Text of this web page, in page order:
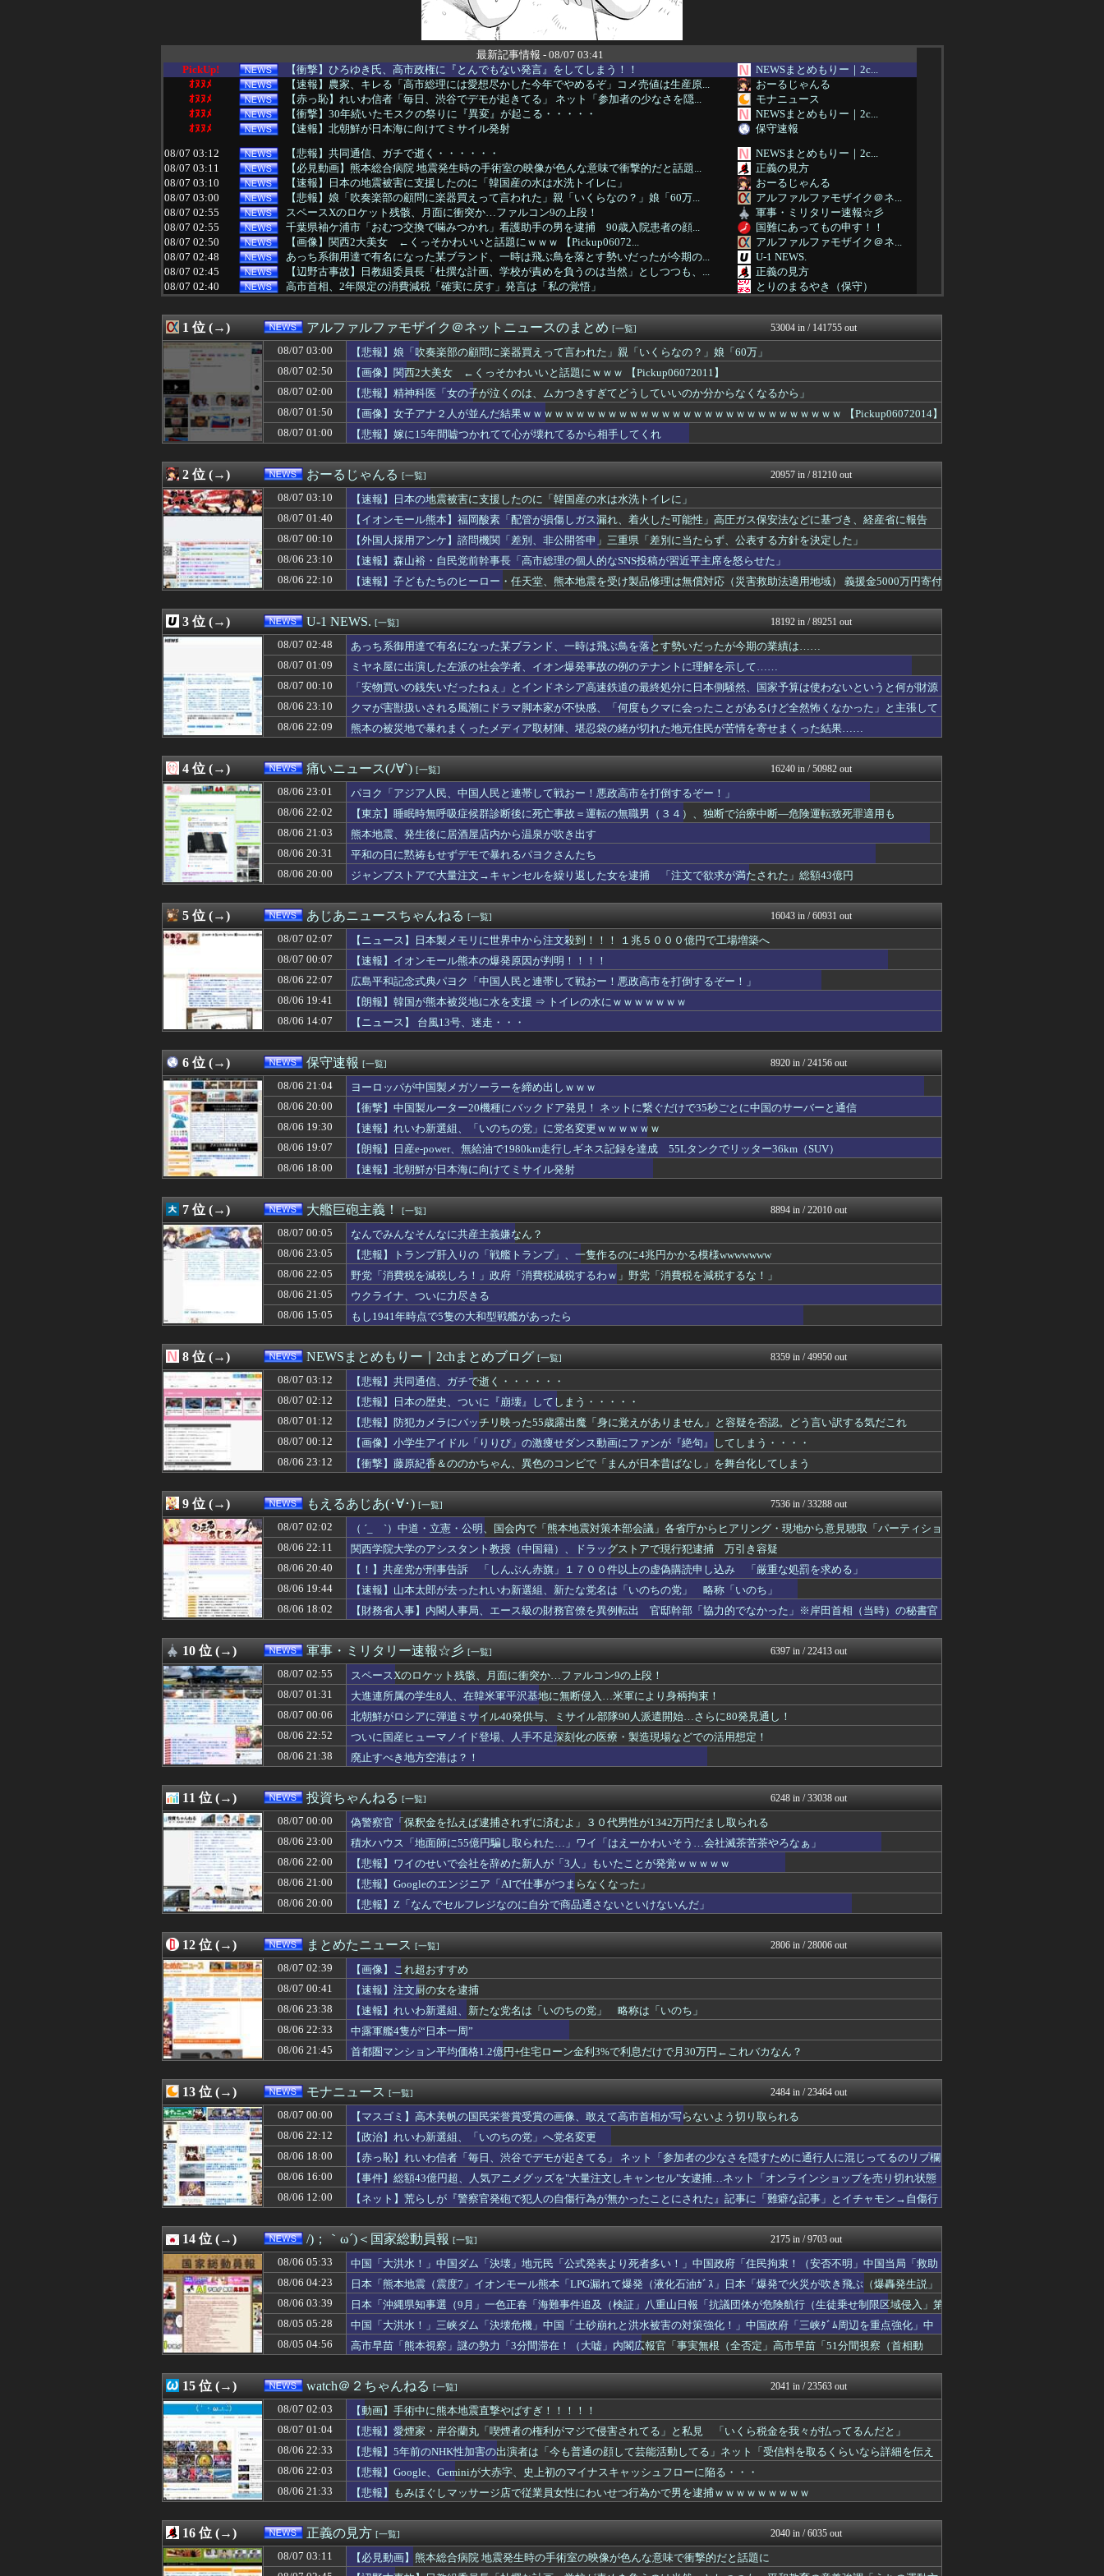
最新記事情報 - 08/07 03:41
PickUp!
【衝撃】ひろゆき氏、高市政権に『とんでもない発言』をしてしまう！！
NEWSまとめもりー｜2c...
ｵﾇﾇﾒ
【速報】農家、キレる「高市総理には愛想尽かした今年でやめるぞ」コメ売値は生産原...
おーるじゃんる
ｵﾇﾇﾒ
【赤っ恥】れいわ信者「毎日、渋谷でデモが起きてる」 ネット「参加者の少なさを隠...
モナニュース
ｵﾇﾇﾒ
【衝撃】30年続いたモスクの祭りに『異変』が起こる・・・・・
NEWSまとめもりー｜2c...
ｵﾇﾇﾒ
【速報】北朝鮮が日本海に向けてミサイル発射
保守速報
08/07 03:12
【悲報】共同通信、ガチで逝く・・・・・・
NEWSまとめもりー｜2c...
08/07 03:11
【必見動画】熊本総合病院 地震発生時の手術室の映像が色んな意味で衝撃的だと話題...
正義の見方
08/07 03:10
【速報】日本の地震被害に支援したのに「韓国産の水は水洗トイレに」
おーるじゃんる
08/07 03:00
【悲報】娘「吹奏楽部の顧問に楽器買えって言われた」親「いくらなの？」娘「60万...
アルファルファモザイク＠ネ...
08/07 02:55
スペースXのロケット残骸、月面に衝突か…ファルコン9の上段！
軍事・ミリタリー速報☆彡
08/07 02:55
千葉県袖ケ浦市「おむつ交換で噛みつかれ」看護助手の男を逮捕 90歳入院患者の顔...
国難にあってもの申す！！
08/07 02:50
【画像】関西2大美女 ←くっそかわいいと話題にｗｗｗ 【Pickup06072...
アルファルファモザイク＠ネ...
08/07 02:48
あっち系御用達で有名になった某ブランド、一時は飛ぶ鳥を落とす勢いだったが今期の...
U-1 NEWS.
08/07 02:45
【辺野古事故】日教組委員長「杜撰な計画、学校が責めを負うのは当然」としつつも、...
正義の見方
08/07 02:40
高市首相、2年限定の消費減税「確実に戻す」発言は「私の覚悟」
とりのまるやき（保守）
08/07 02:13
岸田元首相､日米の円買い協調介入は｢一時しのぎに過ぎない｣｢財政政策､金融政策...
理想ちゃんねる
08/07 02:12
【悲報】日本の歴史、ついに『崩壊』してしまう・・・・・
NEWSまとめもりー｜2c...
08/07 02:07
【ニュース】日本製メモリに世界中から注文殺到！！！ １兆５０００億円で工場増築...
あじあニュースちゃんねる
08/07 02:03
【動画】手術中に熊本地震直撃やばすぎ！！！！！
watch＠２ちゃんねる
08/07 02:02
（ ´_ゝ`）中道・立憲・公明、国会内で「熊本地震対策本部会議」各省庁からヒア...
08/07 02:00
【怒り】自宅の隣が突然民泊に…騒音や誤配達で住民から悲鳴 特区民泊を導入した東...
常識的に考えた
08/07 02:00
【悲報】精神科医「女の子が泣くのは、ムカつきすぎてどうしていいのか分からなくな...
アルファルファモザイク＠ネ...
08/07 02:00
【消費減税閣議決定】「反対」の財務省敗北 首相の不信根強く 人事介入をちらつか...
黒マッチョニュース
08/07 02:00
【フランス人の日本好き】中国人女性が「日本人と間違われた」衝撃エピソードが示す...
08/07 01:50
【画像】女子アナ２人が並んだ結果ｗｗｗｗｗｗｗｗｗｗｗｗｗｗｗｗｗｗｗｗｗｗｗ...
アルファルファモザイク＠ネ...
08/07 01:40
【イオンモール熊本】福岡酸素「配管が損傷しガス漏れ、着火した可能性」高圧ガス保...
おーるじゃんる
08/07 01:31
大進連所属の学生8人、在韓米軍平沢基地に無断侵入…米軍により身柄拘束！
08/07 01:12
【悲報】防犯カメラにバッチリ映った55歳露出魔「身に覚えがありません」と容疑を...
NEWSまとめもりー｜2c...
ミヤネ屋に出演した左派の社会学者、イオン爆発事故の例のテナントに理解を示して…...
U-1 NEWS.
【悲報】愛煙家・岸谷蘭丸「喫煙者の権利がマジで侵害されてる」と私見 「いくら税...
watch＠２ちゃんねる
08/07 01:02
【THE 軍国主義】中露軍艦4隻が“日本一周” 防衛省が全航路を公開
正義の見方
08/07 01:00
「期待されたほどの成果ない」 ゼレンスキー氏が日本の支援に不満を表明
常識的に考えた
08/07 01:00
【悲報】嫁に15年間嘘つかれてて心が壊れてるから相手してくれ
アルファルファモザイク＠ネ...
08/07 01:00
イオンモール熊本爆発事故 LPガス供給会社「当局の調査に全面的に協力」 経産省...
みそパンNEWS
08/07 01:00
【フードコート】ハズレ店の烙印を押される運命、その正体とは？
モッコスヌ〜ン
08/07 00:55
エース級の財務官僚が異例転出へ 官邸幹部「協力的でなかったから」 [8/6]
国難にあってもの申す！！
【画像】少年院の女看守さん、美人すぎるｗ 【Pickup05164708】
アルファルファモザイク＠ネ...
08/07 00:50
ネット販売…「品切れ前に買うと満足感」集英社オンラインショップで“43億円分”...
国難にあってもの申す！！
08/07 00:41
【速報】注文厨の女を逮捕
まとめたニュース
08/07 00:35
音楽理論の知識無しや楽器の技術を修めていない人の音楽
ふぇー速
08/07 00:13
【悲報】株式投資は若年男性の自信喪失の原因 6割超が｢人生の敗者｣自認
理想ちゃんねる
08/07 00:12
【画像】小学生アイドル「りりぴ」の激痩せダンス動画にファンが『絶句』してしまう...
NEWSまとめもりー｜2c...
08/07 00:10
【外国人採用アンケ】諮問機関「差別、非公開答申」三重県「差別に当たらず、公表す...
おーるじゃんる
08/07 00:07
【速報】イオンモール熊本の爆発原因が判明！！！！
あじあニュースちゃんねる
08/07 00:06
北朝鮮がロシアに弾道ミサイル40発供与、ミサイル部隊90人派遣開始…さらに80...
08/07 00:05
なんでみんなそんなに共産主義嫌なん？
大艦巨砲主義！
08/07 00:00
ブラジル「日本人を満載したトラックのように扱え」→差別として問題になり「一般的...
ゴタゴタシタニュース
08/07 00:00
中道、立憲、公明が熊本地震現地報告を受け政府に要請書を提出へ
08/07 00:00
【動画】駅構内のスピーカーから強烈な下ネタ音声が垂れ流される 全乗客困惑の音声...
08/07 00:00
秋田市に国内最大級データセンター 建設費２兆円見込む、ＵＡＥなど投資
みそパンNEWS
08/07 00:00
【マスゴミ】高木美帆の国民栄誉賞受賞の画像、敢えて高市首相が写らないよう切り取...
モナニュース
08/07 00:00
偽警察官「保釈金を払えば逮捕されずに済むよ」３０代男性が1342万円だまし取ら...
投資ちゃんねる
08/07 00:00
【島根】コンビニで1800mlの麦焼酎（いいちこ）をズボンのポケットに入れて万...
常識的に考えた
08/07 00:00
上海一月風暴とは——造反派が一夜で市の権力を奪った1967年1月
ネトウヨにゅーす
【悲報】政府、SA有料化検討で「休めと言いつつ休むな」矛盾にネット呆れ
モッコスヌ〜ン
韓国警察、大韓サッカー協会を家宅捜索 代表監督選考巡り
厳選！韓国情報
08/06 23:57
広島県知事ら「核抑止論、根本的におかしい」
08/06 23:55
中国外務省、広島原爆投下に関して「同情を得ようと核被害者の立場を政治利用」[8...
08/06 23:51
【AI】中国DeepSeek、近日中に「大幅値上げ」か API料金ページに追記
かせまと！
08/06 23:40
be
08/06 23:34
彼女の家で恐怖の手帳を発見してしまった、、、、
08/06 23:30
【悲報】Google、Geminiが大赤字ｗｗｗｗｗｗｗｗｗ
アルファルファモザイク＠ネ...
08/06 23:29
中国製ルーター20機種にバックドア 外部から完全制御できる機能が仕込まれていた
08/06 23:18
【相場】ドル円、上抜け 1ドル158円台
かせまと！
08/06 23:12
【衝撃】藤原紀香＆ののかちゃん、異色のコンビで「まんが日本昔ばなし」を舞台化し...
NEWSまとめもりー｜2c...
08/06 23:10
クマが害獣扱いされる風潮にドラマ脚本家が不快感、「何度もクマに会ったことがある...
08/06 23:10
【速報】森山裕・自民党前幹事長「高市総理の個人的なSNS投稿が習近平主席を怒ら...
おーるじゃんる
08/06 23:08
年末年始の休暇が31日から3日までしかない社畜w
ふぇー速
08/06 23:08
【悲報】玉川徹さん、8月6日の原爆の日にトンデモ持論を展開し物議… → ネット...
08/06 23:02
「キム兄」こと木村祐一さん、誰だか分からないくらい激変してしまう・・・
オレ的ゲーム速報＠刃
08/06 23:01
パヨク「アジア人民、中国人民と連帯して戦おー！悪政高市を打倒するぞー！」
08/06 23:00
日本、警察の威嚇射撃に怯まないと射殺される恐ろしい国になる…
08/06 23:00
積水ハウス「地面師に55億円騙し取られた…」ワイ「はえーかわいそう…会社滅茶苦...
投資ちゃんねる
08/06 23:00
家計資産の株比率､バブル期並み2割強 白書はインフレ防衛の格差注視
常識的に考えた
08/06 23:00
不動産ファンド「みんなで大家さん」が約2881億円の債務超過 分配金の支払い停...
みそパンNEWS
【マイクロLED】CPUとGPUをモールス信号で通信！？MicrosoftとT...
08/06 22:55
コメ価格先行き指数 過去最低 今後も値下がり傾向 [8/6]
国難にあってもの申す！！
08/06 22:52
ついに国産ヒューマノイド登場、人手不足深刻化の医療・製造現場などでの活用想定！
08/06 22:40
刃物を持って中国大使館に侵入した自衛官、地裁で動機明かす「中国の強硬な外交方針...
にゅーすアルー！
08/06 22:36
忘年会で一発芸やることになったから案くれ
08/06 22:33
【悲報】5年前のNHK性加害の出演者は「今も普通の顔して芸能活動してる」ネット...
08/06 22:33
中露軍艦4隻が“日本一周”
08/06 22:30
【悲報】時給1500円でもミャンマー人に逃げられる…地方の雇用崩壊がヤバい
モッコスヌ〜ン
08/06 22:29
【財務省人事】エース級の財務官僚・一松旬氏が”異例転出”へ 官邸幹部「協力的で...
日本第一！ニュース録
08/06 22:21
田舎に2500万くらいの建売住宅(4LDK)買って家族で幸せに暮らしてるんやが
ふぇー速
08/06 22:13
【朗報】吉野家さん､｢極旨牛鉄板ステーキ定食｣を発売
理想ちゃんねる
08/06 22:13
アメリカ・ミシガン州の民主党予備選挙 イスラム教徒の“急進左派”候補が勝利確実...
かせまと！
08/06 22:12
【熊本地震】ヒカキン、『神対応』キタァアアアアーーーーーーー！！
NEWSまとめもりー｜2c...
08/06 22:11
関西学院大学のアシスタント教授（中国籍）、ドラッグストアで現行犯逮捕 万引き容...
もえるあじあ(･∀･)
08/06 22:10
【速報】子どもたちのヒーロー・任天堂、熊本地震を受け製品修理は無償対応（災害救...
おーるじゃんる
08/06 22:09
熊本の被災地で暴れまくったメディア取材陣、堪忍袋の緒が切れた地元住民が苦情を寄...
U-1 NEWS.
08/06 22:08
【衝撃】Q：ムスリム移民って移住先をアッラーの土地って思ってるの？ → 衝撃の...
政経ワロスまとめニュース♪
08/06 22:07
広島平和記念式典パヨク「中国人民と連帯して戦おー！悪政高市を打倒するぞー！」
あじあニュースちゃんねる
08/06 22:05
�ｻｿ荳雁昇縺ｮ繝代Ρ繝上Λ縺碁剞逡後〒繝悶Λ繝�繧ｯ莨∵･ｭ辟｡譁ｭ谺�蜍､...
ふぇー速
08/06 22:05
野党「消費税を減税しろ！」政府「消費税減税するわｗ」野党「消費税を減税するな！...
大艦巨砲主義！
08/06 22:03
【悲報】Google、Geminiが大赤字、史上初のマイナスキャッシュフローに...
watch＠２ちゃんねる
08/06 22:00
【農産物】26年上半期の輸出額最高 2年連続で更新、8977億円 農水省...
常識的に考えた
08/06 22:00
セクシー系アカウントの美人女性「20歳でアルファードを一括で買っちゃう私って素...
オレ的ゲーム速報＠刃
08/06 22:00
【悲報】ワイのせいで会社を辞めた新人が「3人」もいたことが発覚ｗｗｗｗｗ
08/06 22:00
【大阪】フェラーリを手がけたピニンファリーナ、日本の鉄道を初デザイン。南海電鉄...
08/06 22:00
「盆踊り」は騒音か 苦情数件会場半減 無音の中イヤホンから流れる曲に合わせ踊る...
みそパンNEWS
08/06 22:00
サム・アルトマンとは何者か——Googleミートで解雇された「5日間」を生き延...
ネトウヨにゅーす
08/06 22:00
【悲報】シャウエッセン公式、大根おろし丼を提案→5ch爆笑の渦
モッコスヌ〜ン
08/06 21:55
「Linuxで十分じゃね…？」世界が気付き始める Linuxの市場シェアが初め...
国難にあってもの申す！！
08/06 21:50
大手子会社勤務だけど保険証を出す時にドヤるが何故か看護師と付き合えない
ふぇー速
08/06 21:40
中国籍の３６歳関学大助教、万引き容疑で逮捕 栄養補助食品１点（約６４００円相当...
にゅーすアルー！
08/06 21:40
【速報】しんぶん赤旗、短期間に1700件の購読申し込みで嬉し泣き→「うそでーす...
おーるじゃんる
08/06 21:39
Gmail、サードパーティの「送信元アドレス」のサポートを打ち切りへ
かせまと！
08/06 21:38
廃止すべき地方空港は？！
軍事・ミリタリー速報☆彡
08/06 21:36
40歳超えたら仕事見つからないてデマ流してる奴誰なの？
ふぇー速
08/06 21:35
日産e-power、無給油で1980km走行しギネス記録を達成
08/06 21:33
【悲報】もみほぐしマッサージ店で従業員女性にわいせつ行為かで男を逮捕ｗｗｗｗｗ...
08/06 21:30
野田クリスタルさん「イラストレーターの人が『AIに仕事を奪われる』って言ってる...
08/06 21:30
【田舎移住】妻がセクハラ被害、強制労働の実態…30代夫が絶望した理由
モッコスヌ〜ン
08/06 21:15
もう誤魔化せない位酷いんだな 〜 【韓国】ウェブトゥーン、売上が減りはじめた？...
反日愚国 恨寓瘻
08/06 21:12
【悲報】橋本マナミ「頭を洗ってて『なんか生ぬるいな』と思ったら、後ろで息子が…...
NEWSまとめもりー｜2c...
08/06 21:10
【速報】中国「アメリカさぁ、調子乗ってるからお前らが頼ってる軍用中国ドローン輸...
08/06 21:09
「やつらの目は節穴か？」と日米に見切りをつけた欧州投資家の選択に衝撃を受ける人...
08/06 21:08
【悲報】マスコミさん「自民党内は消費減税反対が多数！」 → 自民党議員の内部暴...
政経ワロスまとめニュース♪
08/06 21:07
【画像】よなよなエール製造元、変わったデザインのグラスを発売→
かせまと！
08/06 21:05
mac bookが使いにくすぎてWindows買おうとしたら高くてビビったww...
08/06 21:05
ウクライナ、ついに力尽きる
大艦巨砲主義！
08/06 21:04
ヨーロッパが中国製メガソーラーを締め出しｗｗｗ
保守速報
08/06 21:03
熊本地震、発生後に居酒屋店内から温泉が吹き出す
痛いニュース(ﾉ∀`)
08/06 21:00
【悲報】Googleのエンジニア「AIで仕事がつまらなくなった」
投資ちゃんねる
08/06 21:00
米農家、コメが余りすぎて高市首相にブチギレ・・・「政府には何の期待もできない。...
オレ的ゲーム速報＠刃
08/06 21:00
【相次ぐ家賃値上げ】8万が12万円「とても払えず」 どうすれば
08/06 21:00
中露軍艦4隻が“日本一周”
黒マッチョニュース
08/06 21:00
【参政党】神谷代表、食料品の消費減税「天下の愚策だ」と批判
みそパンNEWS
08/06 21:00
【氷河期おじ】ジョーカー化の現実味 ネットで大論争に発展
モッコスヌ〜ン
08/06 20:59
【画像】女子アナ、生放送で高校時代の制服を着てしまうｗｗｗｗｗｗｗｗｗｗｗｗｗ...
まとめたニュース
08/06 20:55
日本共産党の街宣車が電柱に衝突「居眠りをしてしまった」同乗していた県議を含め男...
国難にあってもの申す！！
08/06 20:49
Google、Geminiが大赤字、史上初のマイナスキャッシュフローに陥る
かせまと！
08/06 20:46
Amazonってそんな使う？
理想ちゃんねる
08/06 20:40
【イオンモール熊本爆発】経産省が原因をほぼ特定、全国の大規模施設でガス供給設備...
おーるじゃんる
08/06 20:40
前泊博盛氏「私が総理大臣になったら中国に謝罪しに行きます」
にゅーすアルー！
08/06 20:40
【！】共産党が刑事告訴 「しんぶん赤旗」１７００件以上の虚偽購読申し込み 「厳...
もえるあじあ(･∀･)
08/06 20:33
【悲報】金利上昇年、30代住宅ローンありで24万円負担増ｗｗｗｗｗｗｗｗｗｗｗ...
watch＠２ちゃんねる
08/06 20:31
平和の日に黙祷もせずデモで暴れるパヨクさんたち
痛いニュース(ﾉ∀`)
08/06 20:30
新人女性声優さん、最高すぎる水着姿を公開して話題にｗｗｗｗｗｗ
オレ的ゲーム速報＠刃
08/06 20:29
パヨク「アジア人民、中国人民と連帯して戦おー！悪政高市を打倒するぞー！」
日本第一！ニュース録
08/06 20:24
警官が発砲→「適正だったか調査」するわけ…実は銃を構えただけで警察本部長まで報...
軍事・ミリタリー速報☆彡
08/06 20:16
集英社のオンラインショップで注文→キャンセルして逮捕された女性 無茶苦茶やって... かせまと！
1 位 (→) アルファルファモザイク＠ネットニュースのまとめ [一覧] 53004 in / 141755 out
08/07 03:00
【悲報】娘「吹奏楽部の顧問に楽器買えって言われた」親「いくらなの？」娘「60万」
08/07 02:50
【画像】関西2大美女 ←くっそかわいいと話題にｗｗｗ 【Pickup06072011】
08/07 02:00
【悲報】精神科医「女の子が泣くのは、ムカつきすぎてどうしていいのか分からなくなるから」
08/07 01:50
【画像】女子アナ２人が並んだ結果ｗｗｗｗｗｗｗｗｗｗｗｗｗｗｗｗｗｗｗｗｗｗｗｗｗｗｗｗｗｗ 【Pickup06072014】
08/07 01:00
【悲報】嫁に15年間嘘つかれてて心が壊れてるから相手してくれ
2 位 (→) おーるじゃんる [一覧] 20957 in / 81210 out
08/07 03:10
【速報】日本の地震被害に支援したのに「韓国産の水は水洗トイレに」
08/07 01:40
【イオンモール熊本】福岡酸素「配管が損傷しガス漏れ、着火した可能性」高圧ガス保安法などに基づき、経産省に報告
08/07 00:10
【外国人採用アンケ】諮問機関「差別、非公開答申」三重県「差別に当たらず、公表する方針を決定した」
08/06 23:10
【速報】森山裕・自民党前幹事長「高市総理の個人的なSNS投稿が習近平主席を怒らせた」
08/06 22:10
【速報】子どもたちのヒーロー・任天堂、熊本地震を受け製品修理は無償対応（災害救助法適用地域） 義援金5000万円寄付
3 位 (→) U-1 NEWS. [一覧] 18192 in / 89251 out
08/07 02:48
あっち系御用達で有名になった某ブランド、一時は飛ぶ鳥を落とす勢いだったが今期の業績は……
08/07 01:09
ミヤネ屋に出演した左派の社会学者、イオン爆発事故の例のテナントに理解を示して……
08/07 00:10
「安物買いの銭失いだったねぇ」とインドネシア高速鉄道の最終処分に日本側騒然、国家予算は使わないというと何が財源
なんだ？
08/06 23:10
クマが害獣扱いされる風潮にドラマ脚本家が不快感、「何度もクマに会ったことがあるけど全然怖くなかった」と主張して
おり……
08/06 22:09 熊本の被災地で暴れまくったメディア取材陣、堪忍袋の緒が切れた地元住民が苦情を寄せまくった結果……
4 位 (→) 痛いニュース(ﾉ∀`) [一覧] 16240 in / 50982 out
08/06 23:01
パヨク「アジア人民、中国人民と連帯して戦おー！悪政高市を打倒するぞー！」
08/06 22:02
【東京】睡眠時無呼吸症候群診断後に死亡事故＝運転の無職男（３４）、独断で治療中断―危険運転致死罪適用も
08/06 21:03
熊本地震、発生後に居酒屋店内から温泉が吹き出す
08/06 20:31
平和の日に黙祷もせずデモで暴れるパヨクさんたち
08/06 20:00
ジャンプストアで大量注文→キャンセルを繰り返した女を逮捕 「注文で欲求が満たされた」総額43億円
5 位 (→) あじあニュースちゃんねる [一覧] 16043 in / 60931 out
08/07 02:07
【ニュース】日本製メモリに世界中から注文殺到！！！ １兆５０００億円で工場増築へ
08/07 00:07
【速報】イオンモール熊本の爆発原因が判明！！！！
08/06 22:07
広島平和記念式典パヨク「中国人民と連帯して戦おー！悪政高市を打倒するぞー！」
08/06 19:41
【朗報】韓国が熊本被災地に水を支援 ⇒ トイレの水にｗｗｗｗｗｗｗ
08/06 14:07
【ニュース】 台風13号、迷走・・・
6 位 (→) 保守速報 [一覧] 8920 in / 24156 out
08/06 21:04
ヨーロッパが中国製メガソーラーを締め出しｗｗｗ
08/06 20:00
【衝撃】中国製ルーター20機種にバックドア発見！ ネットに繋ぐだけで35秒ごとに中国のサーバーと通信
08/06 19:30
【速報】れいわ新選組、「いのちの党」に党名変更ｗｗｗｗｗｗ
08/06 19:07
【朗報】日産e-power、無給油で1980km走行しギネス記録を達成 55Lタンクでリッター36km（SUV）
08/06 18:00
【速報】北朝鮮が日本海に向けてミサイル発射
7 位 (→) 大艦巨砲主義！ [一覧] 8894 in / 22010 out
08/07 00:05
なんでみんなそんなに共産主義嫌なん？
08/06 23:05
【悲報】トランプ肝入りの「戦艦トランプ」、一隻作るのに4兆円かかる模様wwwwwww
08/06 22:05
野党「消費税を減税しろ！」政府「消費税減税するわｗ」野党「消費税を減税するな！」
08/06 21:05
ウクライナ、ついに力尽きる
08/06 15:05
もし1941年時点で5隻の大和型戦艦があったら
8 位 (→) NEWSまとめもりー｜2chまとめブログ [一覧] 8359 in / 49950 out
08/07 03:12
【悲報】共同通信、ガチで逝く・・・・・・
08/07 02:12
【悲報】日本の歴史、ついに『崩壊』してしまう・・・・・
08/07 01:12
【悲報】防犯カメラにバッチリ映った55歳露出魔「身に覚えがありません」と容疑を否認。どう言い訳する気だこれ
08/07 00:12
【画像】小学生アイドル「りりぴ」の激痩せダンス動画にファンが『絶句』してしまう・・・・
08/06 23:12
【衝撃】藤原紀香＆ののかちゃん、異色のコンビで「まんが日本昔ばなし」を舞台化してしまう
9 位 (→) もえるあじあ(･∀･) [一覧] 7536 in / 33288 out
08/07 02:02
（ ´_ゝ`）中道・立憲・公明、国会内で「熊本地震対策本部会議」各省庁からヒアリング・現地から意見聴取「パーティショ
ン、人手、宿泊施設の不足や、外国人実習生の方々にも対応してほしい」今日の午後、政府に要望書を提出
08/06 22:11
関西学院大学のアシスタント教授（中国籍）、ドラッグストアで現行犯逮捕 万引き容疑
08/06 20:40
【！】共産党が刑事告訴 「しんぶん赤旗」１７００件以上の虚偽購読申し込み 「厳重な処罰を求める」
08/06 19:44
【速報】山本太郎が去ったれいわ新選組、新たな党名は「いのちの党」 略称「いのち」
08/06 18:02
【財務省人事】内閣人事局、エース級の財務官僚を異例転出 官邸幹部「協力的でなかった」※岸田首相（当時）の秘書官
10 位 (→) 軍事・ミリタリー速報☆彡 [一覧] 6397 in / 22413 out
08/07 02:55
スペースXのロケット残骸、月面に衝突か…ファルコン9の上段！
08/07 01:31
大進連所属の学生8人、在韓米軍平沢基地に無断侵入…米軍により身柄拘束！
08/07 00:06
北朝鮮がロシアに弾道ミサイル40発供与、ミサイル部隊90人派遣開始…さらに80発見通し！
08/06 22:52
ついに国産ヒューマノイド登場、人手不足深刻化の医療・製造現場などでの活用想定！
08/06 21:38
廃止すべき地方空港は？！
11 位 (→) 投資ちゃんねる [一覧] 6248 in / 33038 out
08/07 00:00
偽警察官「保釈金を払えば逮捕されずに済むよ」３０代男性が1342万円だまし取られる
08/06 23:00
積水ハウス「地面師に55億円騙し取られた…」ワイ「はえーかわいそう…会社滅茶苦茶やろなぁ」
08/06 22:00
【悲報】ワイのせいで会社を辞めた新人が「3人」もいたことが発覚ｗｗｗｗｗ
08/06 21:00
【悲報】Googleのエンジニア「AIで仕事がつまらなくなった」
08/06 20:00
【悲報】Z「なんでセルフレジなのに自分で商品通さないといけないんだ」
12 位 (→) まとめたニュース [一覧] 2806 in / 28006 out
08/07 02:39
【画像】これ超おすすめ
08/07 00:41
【速報】注文厨の女を逮捕
08/06 23:38
【速報】れいわ新選組、新たな党名は「いのちの党」 略称は「いのち」
08/06 22:33
中露軍艦4隻が“日本一周”
08/06 21:45
首都圏マンション平均価格1.2億円+住宅ローン金利3%で利息だけで月30万円←これバカなん？
13 位 (→) モナニュース [一覧] 2484 in / 23464 out
08/07 00:00
【マスゴミ】高木美帆の国民栄誉賞受賞の画像、敢えて高市首相が写らないよう切り取られる
08/06 22:12
【政治】れいわ新選組、「いのちの党」へ党名変更
08/06 18:00
【赤っ恥】れいわ信者「毎日、渋谷でデモが起きてる」 ネット「参加者の少なさを隠すために通行人に混じってるのリプ欄
でバラされてて草」
08/06 16:00
【事件】総額43億円超、人気アニメグッズを"大量注文しキャンセル"女逮捕…ネット「オンラインショップを売り切れ状態
にして商品相場を操作してたのでは」
08/06 12:00
【ネット】荒らしが『警察官発砲で犯人の自傷行為が無かったことにされた』記事に「難癖な記事」とイチャモン→自傷行
14 位 (→) /)；｀ω´)＜国家総動員報 [一覧] 2175 in / 9703 out
08/06 05:33
中国「大洪水！」中国ダム「決壊」地元民「公式発表より死者多い！」中国政府「住民拘束！（安否不明」中国当局「救助
隊動画も削除」台風13号「三峡ﾀﾞﾑ接近中」→
08/06 04:23
日本「熊本地震（震度7」イオンモール熊本「LPG漏れて爆発（液化石油ｶﾞｽ」日本「爆発で火災が吹き飛ぶ（爆轟発生説」
ハビタ「遺族説明の虚偽を認める（営業部長発言」→
08/06 03:39
日本「沖縄県知事選（9月」一色正春「海難事件追及（検証」八重山日報「抗議団体が危険航行（生徒乗せ制限区域侵入」第
三者委員会「抗議団体の構成組織は日本共産党」→
08/05 05:28
中国「大洪水！」三峡ダム「決壊危機」中国「土砂崩れと洪水被害の対策強化！」中国政府「三峡ﾀﾞﾑ周辺を重点強化」中
国ダム「決壊」中国「現場封鎖！（空撮削除」→
08/05 04:56
高市早苗「熊本視察」謎の勢力「3分間滞在！（大嘘」内閣広報官「事実無根（全否定」高市早苗「51分間視察（首相動
15 位 (→) watch＠２ちゃんねる [一覧] 2041 in / 23563 out
08/07 02:03
【動画】手術中に熊本地震直撃やばすぎ！！！！！
08/07 01:04
【悲報】愛煙家・岸谷蘭丸「喫煙者の権利がマジで侵害されてる」と私見 「いくら税金を我々が払ってるんだと」
08/06 22:33
【悲報】5年前のNHK性加害の出演者は「今も普通の顔して芸能活動してる」ネット「受信料を取るくらいなら詳細を伝え
よ」
08/06 22:03
【悲報】Google、Geminiが大赤字、史上初のマイナスキャッシュフローに陥る・・・
08/06 21:33
【悲報】もみほぐしマッサージ店で従業員女性にわいせつ行為かで男を逮捕ｗｗｗｗｗｗｗｗｗ
16 位 (→) 正義の見方 [一覧] 2040 in / 6035 out
08/07 03:11
【必見動画】熊本総合病院 地震発生時の手術室の映像が色んな意味で衝撃的だと話題に